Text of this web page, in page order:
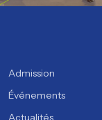
Admission
Événements
Actualités